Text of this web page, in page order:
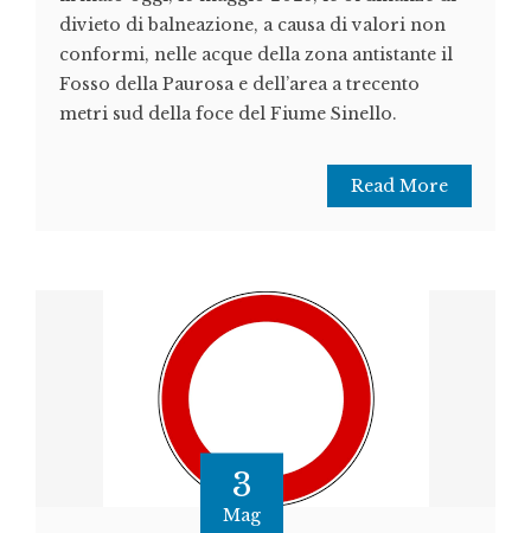
divieto di balneazione, a causa di valori non
conformi, nelle acque della zona antistante il
Fosso della Paurosa e dell’area a trecento
metri sud della foce del Fiume Sinello.
Read More
3
Mag